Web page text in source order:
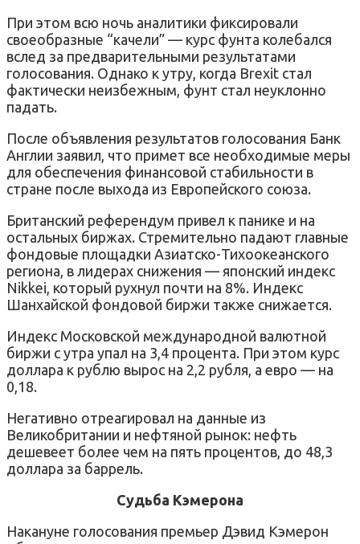
При этом всю ночь аналитики фиксировали
своеобразные “качели” — курс фунта колебался
вслед за предварительными результатами
голосования. Однако к утру, когда Brexit стал
фактически неизбежным, фунт стал неуклонно
падать.
После объявления результатов голосования Банк
Англии заявил, что примет все необходимые меры
для обеспечения финансовой стабильности в
стране после выхода из Европейского союза.
Британский референдум привел к панике и на
остальных биржах. Стремительно падают главные
фондовые площадки Азиатско-Тихоокеанского
региона, в лидерах снижения — японский индекс
Nikkei, который рухнул почти на 8%. Индекс
Шанхайской фондовой биржи также снижается.
Индекс Московской международной валютной
биржи с утра упал на 3,4 процента. При этом курс
доллара к рублю вырос на 2,2 рубля, а евро — на
0,18.
Негативно отреагировал на данные из
Великобритании и нефтяной рынок: нефть
дешевеет более чем на пять процентов, до 48,3
доллара за баррель.
Судьба Кэмерона
Накануне голосования премьер Дэвид Кэмерон